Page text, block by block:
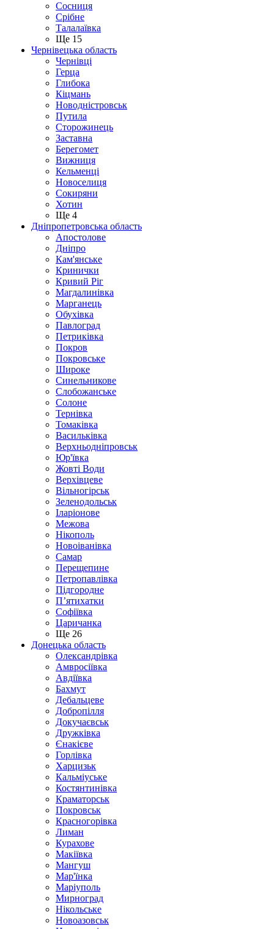
Сосниця
Срібне
Талалаївка
Ще 15
Чернівецька область
Чернівці
Герца
Глибока
Кіцмань
Новодністровськ
Путила
Сторожинець
Заставна
Берегомет
Вижниця
Кельменці
Новоселиця
Сокиряни
Хотин
Ще 4
Дніпропетровська область
Апостолове
Дніпро
Кам'янське
Кринички
Кривий Ріг
Магдалинівка
Марганець
Обухівка
Павлоград
Петриківка
Покров
Покровське
Широке
Синельникове
Слобожанське
Солоне
Тернівка
Томаківка
Васильківка
Верхньодніпровськ
Юр'ївка
Жовті Води
Верхівцеве
Вільногірськ
Зеленодольськ
Іларіонове
Межова
Нікополь
Новоіванівка
Самар
Перещепине
Петропавлівка
Підгородне
П’ятихатки
Софіївка
Царичанка
Ще 26
Донецька область
Олександрівка
Амвросіївка
Авдіївка
Бахмут
Дебальцеве
Добропілля
Докучаєвськ
Дружківка
Єнакієве
Горлівка
Харцизьк
Кальміуське
Костянтинівка
Краматорськ
Покровськ
Красногорівка
Лиман
Курахове
Макіївка
Мангуш
Мар'їнка
Маріуполь
Мирноград
Нікольське
Новоазовськ